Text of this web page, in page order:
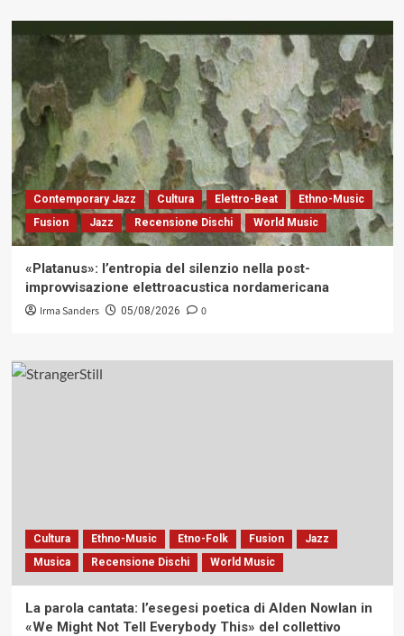
Contemporary Jazz Cultura Elettro-Beat
Ethno-Music
Fusion
Jazz Recensione Dischi World Music
«Platanus»: l’entropia del silenzio nella post-
improvvisazione elettroacustica nordamericana
Irma Sanders 05/08/2026 0
Cultura Ethno-Music Etno-Folk Fusion
Jazz
Musica
Recensione Dischi World Music
La parola cantata: l’esegesi poetica di Alden Nowlan in
«We Might Not Tell Everybody This» del collettivo